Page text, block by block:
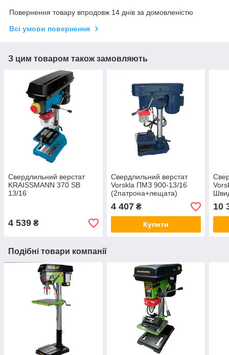
Повернення товару впродовж 14 днів за домовленістю
Всі умови повернення
З цим товаром також замовляють
Свердлильний верстат
KRAISSMANN 370 SB
13/16
4 539 ₴
Свердлильний верстат
Vorskla ПМЗ 900-13/16
(2патрона+лещата)
4 407₴
Купити
10
Подібні товари компанії